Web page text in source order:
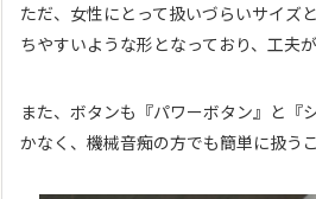
ただ、女性にとって扱いづらいサイズ
ちやすいような形となっており、工夫
また、ボタンも『パワーボタン』と『
かなく、機械音痴の方でも簡単に扱う